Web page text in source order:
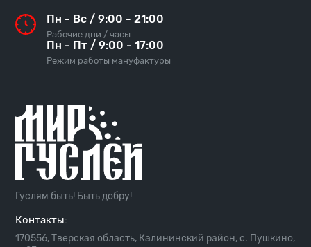
Пн - Вс / 9:00 - 21:00
Рабочие дни / часы
Пн - Пт / 9:00 - 17:00
Режим работы мануфактуры
Гуслям быть! Быть добру!
Контакты:
170556, Тверская область, Калининский район, с. Пушкино,